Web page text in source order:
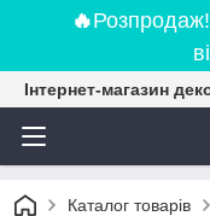
🔥Розпродаж!
Інтернет-магазин
Каталог товарів